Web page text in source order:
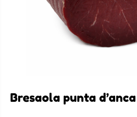
Bresaola punta d’anca